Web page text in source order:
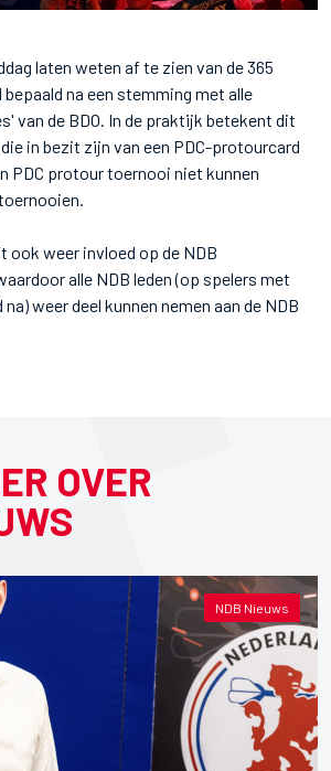
laten weten af te zien van de 365
bepaald na een stemming met alle
van de BDO. In de praktijk betekent dit
in bezit zijn van een PDC-protourcard
PDC protour toernooi niet kunnen
ook weer invloed op de NDB
alle NDB leden (op spelers met
weer deel kunnen nemen aan de NDB
OVER
NDB Nieuws